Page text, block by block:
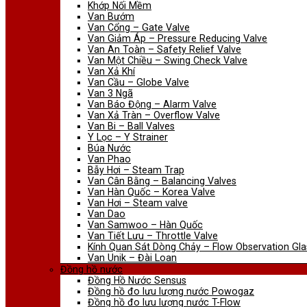
Khớp Nối Mềm
Van Bướm
Van Cổng – Gate Valve
Van Giảm Áp – Pressure Reducing Valve
Van An Toàn – Safety Relief Valve
Van Một Chiều – Swing Check Valve
Van Xả Khí
Van Cầu – Globe Valve
Van 3 Ngã
Van Báo Động – Alarm Valve
Van Xả Tràn – Overflow Valve
Van Bi – Ball Valves
Y Lọc – Y Strainer
Búa Nước
Van Phao
Bẫy Hơi – Steam Trap
Van Cân Bằng – Balancing Valves
Van Hàn Quốc – Korea Valve
Van Hơi – Steam valve
Van Dao
Van Samwoo – Hàn Quốc
Van Tiết Lưu – Throttle Valve
Kính Quan Sát Dòng Chảy – Flow Observation
Van Unik – Đài Loan
Đồng hồ nước
Đồng Hồ Nước Sensus
Đồng hồ đo lưu lượng nước Powogaz
Đồng hồ đo lưu lượng nước T-Flow